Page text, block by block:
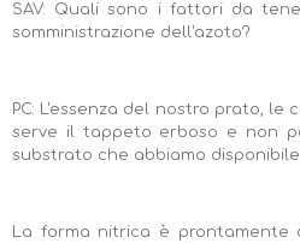
SAV: Quali sono i fattori da
somministrazione dell'azoto?
PC: L'essenza del nostro prato, le
serve il tappeto erboso e non
substrato che abbiamo
La forma nitrica è prontamente